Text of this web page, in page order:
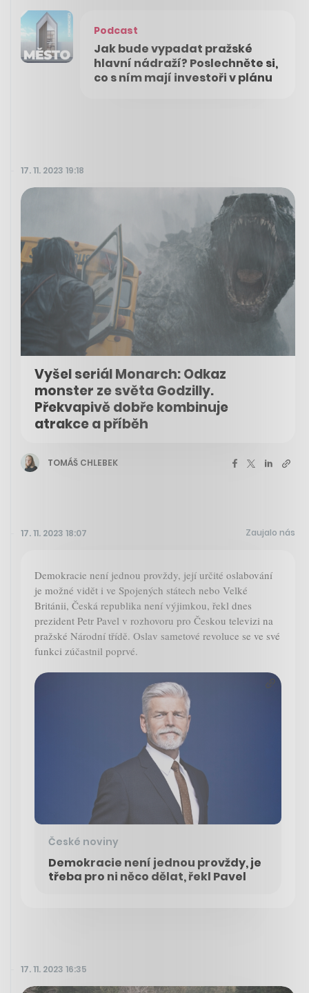
Podcast
Jak bude vypadat pražské
hlavní nádraží? Poslechněte si,
co s ním mají investoři v plánu
17. 11. 2023 19:18
Vyšel seriál Monarch: Odkaz
monster ze světa Godzilly.
Překvapivě dobře kombinuje
atrakce a příběh
TOMÁŠ CHLEBEK
17. 11. 2023 18:07 Zaujalo nás
Demokracie není jednou provždy, její určité oslabování
je možné vidět i ve Spojených státech nebo Velké
Británii, Česká republika není výjimkou, řekl dnes
prezident Petr Pavel v rozhovoru pro Českou televizi na
pražské Národní třídě. Oslav sametové revoluce se ve své
funkci zúčastnil poprvé.
České noviny
Demokracie není jednou provždy, je
třeba pro ni něco dělat, řekl Pavel
17. 11. 2023 16:35